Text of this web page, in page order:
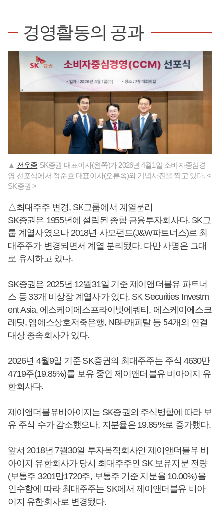
경영활동의 공과
▲ 전우종 SK증권 대표이사(왼쪽)가 2026년 4월1일 소비자중심경
영 선포식에서 정준호 대표이사(오른쪽)와 기념사진을 찍고 있다. <
SK증권 >
△최대주주 변경, SK그룹에서 계열분리
SK증권은 1955년에 설립된 종합 금융투자회사다. SK그
룹 계열사였으나 2018년 사모펀드(J&W파트너스)로 최
대주주가 변경되면서 계열 분리됐다. 다만 사명은 그대
로 유지하고 있다.
SK증권은 2025년 12월31일 기준 제이앤더블유 파트너
스 등 33개 비상장 계열사가 있다. SK Securities Investm
ent Asia, 에스케이에스프라이빗에쿼티, 에스케이에스크
레딧, 엠에스상호저축은행, NBH캐피탈 등 54개의 연결
대상 종속회사가 있다.
2026년 4월9일 기준 SK증권의 최대주주는 주식 4630만
4719주(19.85%)를 보유 중인 제이앤더블유 비아이지 유
한회사다.
제이앤더블유비아이지는 SK증권의 주식병합에 따라 보
유 주식 수가 감소했으나, 지분율은 19.85%로 증가했다.
앞서 2018년 7월30일 투자목적회사인 제이앤더블유 비
아이지 유한회사가 당시 최대주주인 SK 보유지분 전량
(보통주 3201만1720주, 보통주 기준 지분율 10.00%)을
인수함에 따라 최대주주는 SK에서 제이앤더블유 비아
이지 유한회사로 변경됐다.